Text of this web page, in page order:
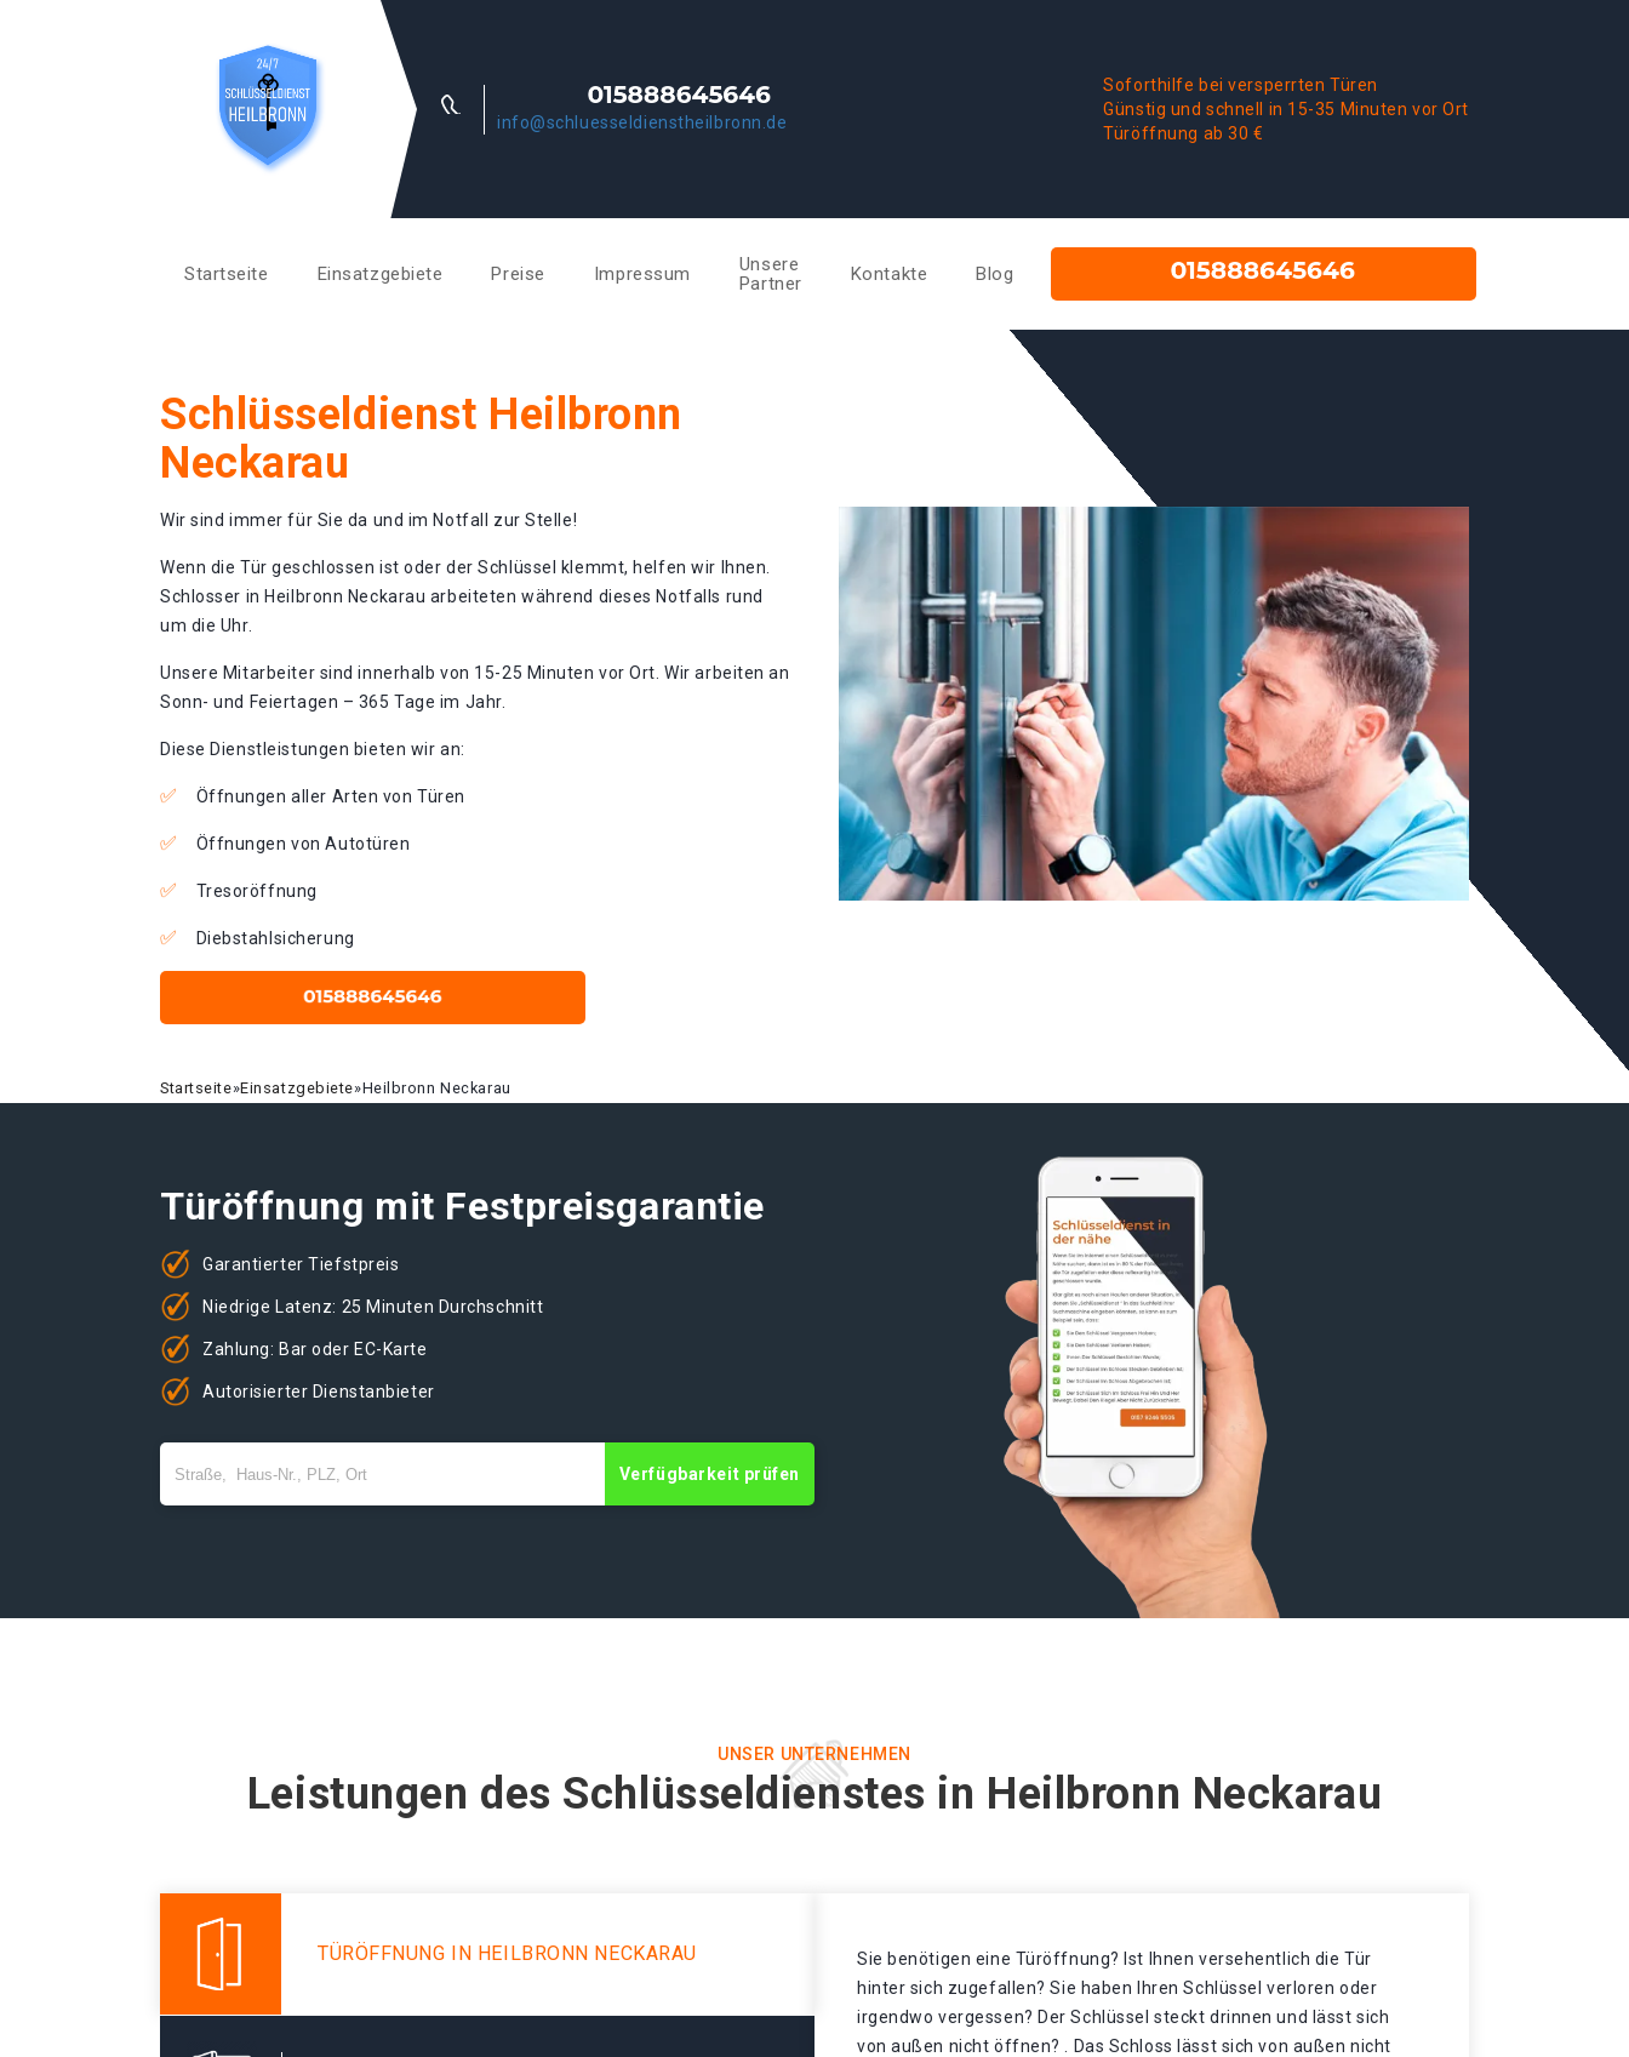
info@schluesseldienstheilbronn.de
Soforthilfe bei versperrten Türen
Günstig und schnell in 15-35 Minuten vor Ort
Türöffnung ab 30 €
Startseite Einsatzgebiete Preise Impressum
Unsere
Partner
Kontakte Blog
Schlüsseldienst Heilbronn
Neckarau
Wir sind immer für Sie da und im Notfall zur Stelle!
Wenn die Tür geschlossen ist oder der Schlüssel klemmt, helfen wir Ihnen.
Schlosser in Heilbronn Neckarau arbeiteten während dieses Notfalls rund
um die Uhr.
Unsere Mitarbeiter sind innerhalb von 15-25 Minuten vor Ort. Wir arbeiten an
Sonn- und Feiertagen – 365 Tage im Jahr.
Diese Dienstleistungen bieten wir an:
Öffnungen aller Arten von Türen
Öffnungen von Autotüren
Tresoröffnung
Diebstahlsicherung
Startseite»Einsatzgebiete»Heilbronn Neckarau
Türöffnung mit Festpreisgarantie
Garantierter Tiefstpreis
Niedrige Latenz: 25 Minuten Durchschnitt
Zahlung: Bar oder EC-Karte
Autorisierter Dienstanbieter
Verfügbarkeit prüfen
UNSER UNTERNEHMEN
Leistungen des Schlüsseldienstes in Heilbronn Neckarau
TÜRÖFFNUNG IN HEILBRONN NECKARAU
Sie benötigen eine Türöffnung? Ist Ihnen versehentlich die Tür
hinter sich zugefallen? Sie haben Ihren Schlüssel verloren oder
irgendwo vergessen? Der Schlüssel steckt drinnen und lässt sich
von außen nicht öffnen? . Das Schloss lässt sich von außen nicht